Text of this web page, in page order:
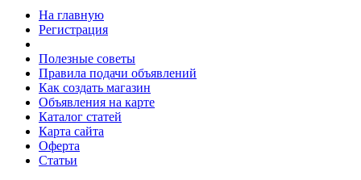
На главную
Регистрация
Полезные советы
Правила подачи объявлений
Как создать магазин
Объявления на карте
Каталог статей
Карта сайта
Оферта
Статьи